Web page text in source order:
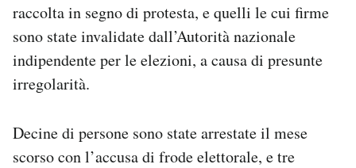
raccolta in segno di protesta, e quelli le cui firme
sono state invalidate dall’Autorità nazionale
indipendente per le elezioni, a causa di presunte
irregolarità.
Decine di persone sono state arrestate il mese
scorso con l’accusa di frode elettorale, e tre